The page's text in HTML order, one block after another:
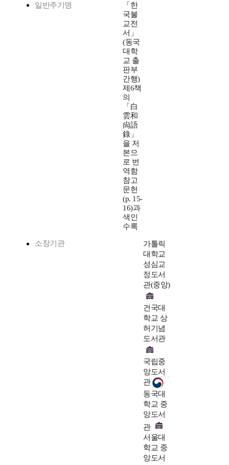
일반주기명
「한
국불
교전
서」
(동국
대학
교 출
판부
간행)
제6책
의
「白
雲和
尙語
錄」
을 저
본으
로 번
역함
참고
문헌
(p. 15-
16)과
색인
수록
소장기관
가톨릭
대학교
성심교
정도서
관(중앙)
건국대
학교 상
허기념
도서관
국립중
앙도서
관
동국대
학교 중
앙도서
관
서울대
학교 중
앙도서